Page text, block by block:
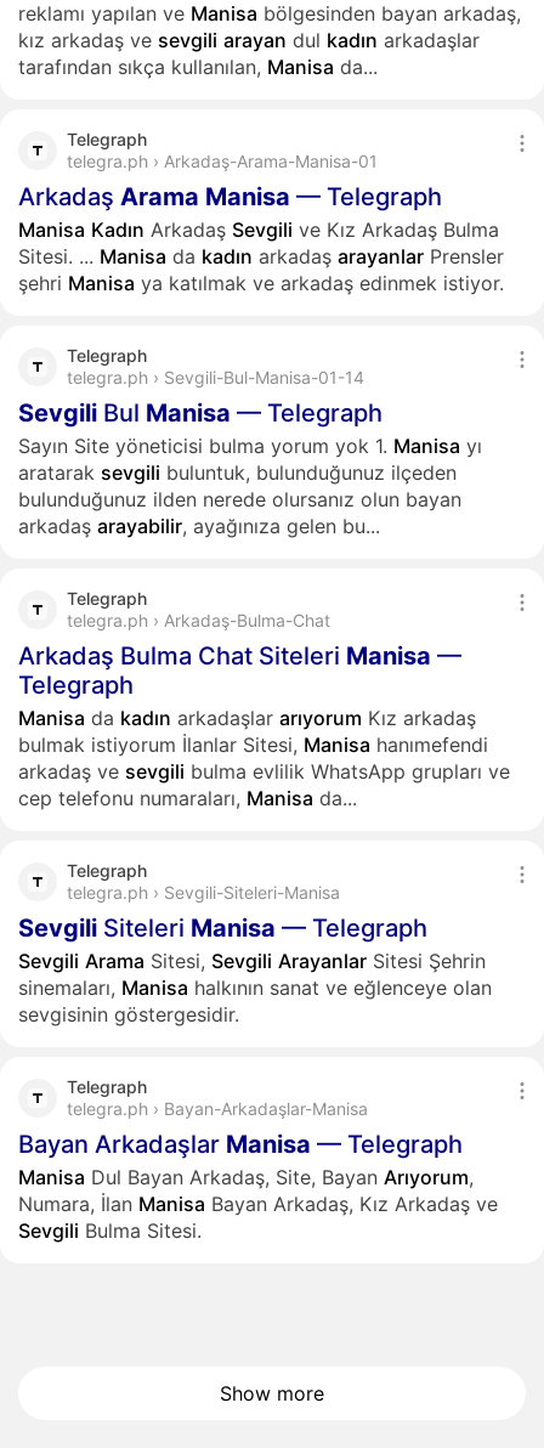
reklamı yapılan ve Manisa bölgesinden bayan arkadaş,
kız arkadaş ve sevgili arayan dul kadın arkadaşlar
tarafından sıkça kullanılan, Manisa da...
Telegraph
telegra.ph › Arkadaş-Arama-Manisa-01
Arkadaş Arama Manisa — Telegraph
Manisa Kadın Arkadaş Sevgili ve Kız Arkadaş Bulma
Sitesi. ... Manisa da kadın arkadaş arayanlar Prensler
şehri Manisa ya katılmak ve arkadaş edinmek istiyor.
Telegraph
telegra.ph › Sevgili-Bul-Manisa-01-14
Sevgili Bul Manisa — Telegraph
Sayın Site yöneticisi bulma yorum yok 1. Manisa yı
aratarak sevgili buluntuk, bulunduğunuz ilçeden
bulunduğunuz ilden nerede olursanız olun bayan
arkadaş arayabilir, ayağınıza gelen bu...
Telegraph
telegra.ph › Arkadaş-Bulma-Chat
Arkadaş Bulma Chat Siteleri Manisa —
Telegraph
Manisa da kadın arkadaşlar arıyorum Kız arkadaş
bulmak istiyorum İlanlar Sitesi, Manisa hanımefendi
arkadaş ve sevgili bulma evlilik WhatsApp grupları ve
cep telefonu numaraları, Manisa da...
Telegraph
telegra.ph › Sevgili-Siteleri-Manisa
Sevgili Siteleri Manisa — Telegraph
Sevgili Arama Sitesi, Sevgili Arayanlar Sitesi Şehrin
sinemaları, Manisa halkının sanat ve eğlenceye olan
sevgisinin göstergesidir.
Telegraph
telegra.ph › Bayan-Arkadaşlar-Manisa
Bayan Arkadaşlar Manisa — Telegraph
Manisa Dul Bayan Arkadaş, Site, Bayan Arıyorum,
Numara, İlan Manisa Bayan Arkadaş, Kız Arkadaş ve
Sevgili Bulma Sitesi.
Show more